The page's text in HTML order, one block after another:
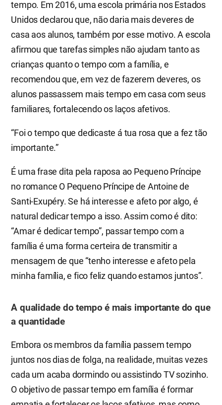
tempo. Em 2016, uma escola primária nos Estados
Unidos declarou que, não daria mais deveres de
casa aos alunos, também por esse motivo. A escola
afirmou que tarefas simples não ajudam tanto as
crianças quanto o tempo com a família, e
recomendou que, em vez de fazerem deveres, os
alunos passassem mais tempo em casa com seus
familiares, fortalecendo os laços afetivos.
“Foi o tempo que dedicaste á tua rosa que a fez tão
importante.”
É uma frase dita pela raposa ao Pequeno Príncipe
no romance O Pequeno Príncipe de Antoine de
Santi-Exupéry. Se há interesse e afeto por algo, é
natural dedicar tempo a isso. Assim como é dito:
“Amar é dedicar tempo”, passar tempo com a
família é uma forma certeira de transmitir a
mensagem de que “tenho interesse e afeto pela
minha família, e fico feliz quando estamos juntos”.
A qualidade do tempo é mais importante do que
a quantidade
Embora os membros da família passem tempo
juntos nos dias de folga, na realidade, muitas vezes
cada um acaba dormindo ou assistindo TV sozinho.
O objetivo de passar tempo em família é formar